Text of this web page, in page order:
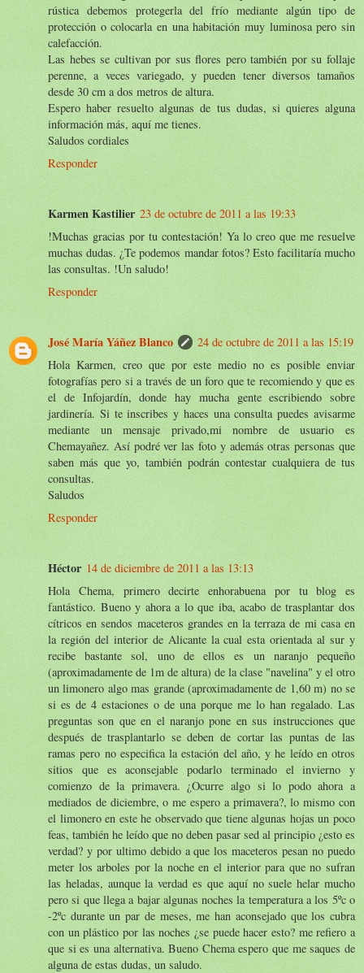
rústica debemos protegerla del frío mediante algún tipo de
protección o colocarla en una habitación muy luminosa pero sin
calefacción.
Las hebes se cultivan por sus flores pero también por su follaje
perenne, a veces variegado, y pueden tener diversos tamaños
desde 30 cm a dos metros de altura.
Espero haber resuelto algunas de tus dudas, si quieres alguna
información más, aquí me tienes.
Saludos cordiales
Responder
Karmen Kastilier 23 de octubre de 2011 a las 19:33
!Muchas gracias por tu contestación! Ya lo creo que me resuelve
muchas dudas. ¿Te podemos mandar fotos? Esto facilitaría mucho
las consultas. !Un saludo!
Responder
José María Yáñez Blanco
24 de octubre de 2011 a las 15:19
Hola Karmen, creo que por este medio no es posible enviar
fotografías pero si a través de un foro que te recomiendo y que es
el de Infojardín, donde hay mucha gente escribiendo sobre
jardinería. Si te inscribes y haces una consulta puedes avisarme
mediante un mensaje privado,mi nombre de usuario es
Chemayañez. Así podré ver las foto y además otras personas que
saben más que yo, también podrán contestar cualquiera de tus
consultas.
Saludos
Responder
Héctor 14 de diciembre de 2011 a las 13:13
Hola Chema, primero decirte enhorabuena por tu blog es
fantástico. Bueno y ahora a lo que iba, acabo de trasplantar dos
cítricos en sendos maceteros grandes en la terraza de mi casa en
la región del interior de Alicante la cual esta orientada al sur y
recibe bastante sol, uno de ellos es un naranjo pequeño
(aproximadamente de 1m de altura) de la clase "navelina" y el otro
un limonero algo mas grande (aproximadamente de 1,60 m) no se
si es de 4 estaciones o de una porque me lo han regalado. Las
preguntas son que en el naranjo pone en sus instrucciones que
después de trasplantarlo se deben de cortar las puntas de las
ramas pero no especifica la estación del año, y he leído en otros
sitios que es aconsejable podarlo terminado el invierno y
comienzo de la primavera. ¿Ocurre algo si lo podo ahora a
mediados de diciembre, o me espero a primavera?, lo mismo con
el limonero en este he observado que tiene algunas hojas un poco
feas, también he leído que no deben pasar sed al principio ¿esto es
verdad? y por ultimo debido a que los maceteros pesan no puedo
meter los arboles por la noche en el interior para que no sufran
las heladas, aunque la verdad es que aquí no suele helar mucho
pero si que llega a bajar algunas noches la temperatura a los 5ºc o
-2ºc durante un par de meses, me han aconsejado que los cubra
con un plástico por las noches ¿se puede hacer esto? me refiero a
que si es una alternativa. Bueno Chema espero que me saques de
alguna de estas dudas, un saludo.